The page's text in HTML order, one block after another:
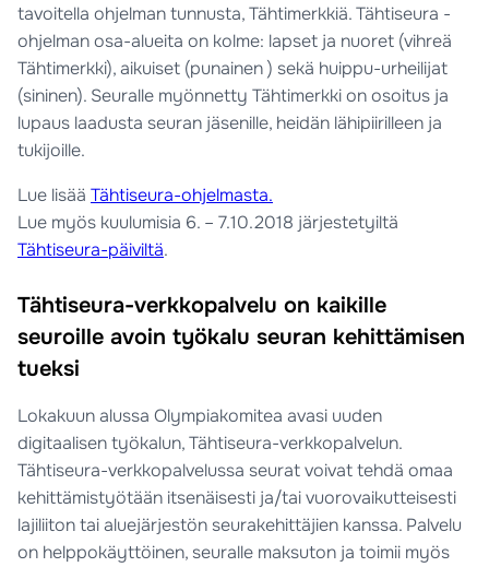
tavoitella ohjelman tunnusta, Tähtimerkkiä. Tähtiseura -
ohjelman osa-alueita on kolme: lapset ja nuoret (vihreä
Tähtimerkki), aikuiset (punainen ) sekä huippu-urheilijat
(sininen). Seuralle myönnetty Tähtimerkki on osoitus ja
lupaus laadusta seuran jäsenille, heidän lähipiirilleen ja
tukijoille.
Lue lisää Tähtiseura-ohjelmasta.
Lue myös kuulumisia 6. – 7.10.2018 järjestetyiltä
Tähtiseura-päiviltä.
Tähtiseura-verkkopalvelu on kaikille
seuroille avoin työkalu seuran kehittämisen
tueksi
Lokakuun alussa Olympiakomitea avasi uuden
digitaalisen työkalun, Tähtiseura-verkkopalvelun.
Tähtiseura-verkkopalvelussa seurat voivat tehdä omaa
kehittämistyötään itsenäisesti ja/tai vuorovaikutteisesti
lajiliiton tai aluejärjestön seurakehittäjien kanssa. Palvelu
on helppokäyttöinen, seuralle maksuton ja toimii myös